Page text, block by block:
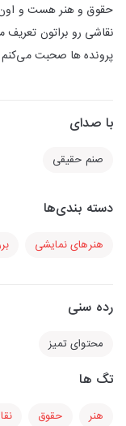
حقوق و هنر هست و اون
نقاشی رو براتون تعريف
پرونده ها صحبت می‌کنم
با صدای
صنم حقیقی
دسته بندی‌ها
هنرهای نمایشی
رده سنی
محتوای تمیز
تگ ها
هنر حقوق